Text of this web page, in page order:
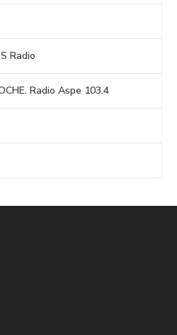
Radio
Radio Aspe 103.4